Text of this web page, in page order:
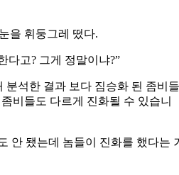
을 휘둥그레 떴다.
다고? 그게 정말이냐?”
분석한 결과 보다 짐승화 된 좀비들
비들도 다르게 진화될 수 있습니
안 됐는데 놈들이 진화를 했다는